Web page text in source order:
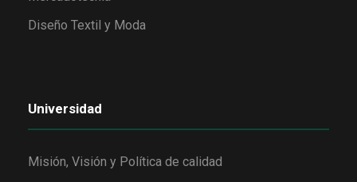
Diseño Textil y Moda
Universidad
Misión, Visión y Política de calidad